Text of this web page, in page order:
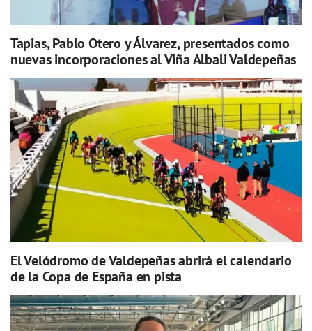
Tapias, Pablo Otero y Álvarez, presentados como
nuevas incorporaciones al Viña Albali Valdepeñas
El Velódromo de Valdepeñas abrirá el calendario
de la Copa de España en pista